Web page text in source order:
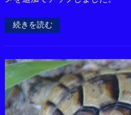
続きを読む